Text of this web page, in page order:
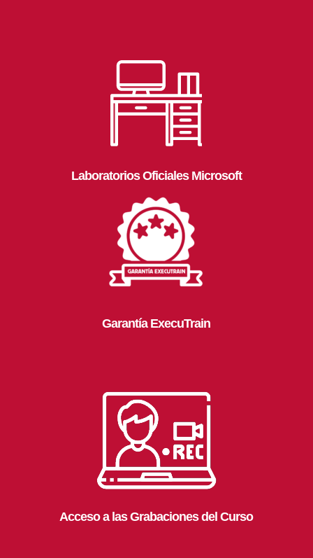
Laboratorios Oficiales Microsoft
Garantía ExecuTrain
Acceso a las Grabaciones del Curso